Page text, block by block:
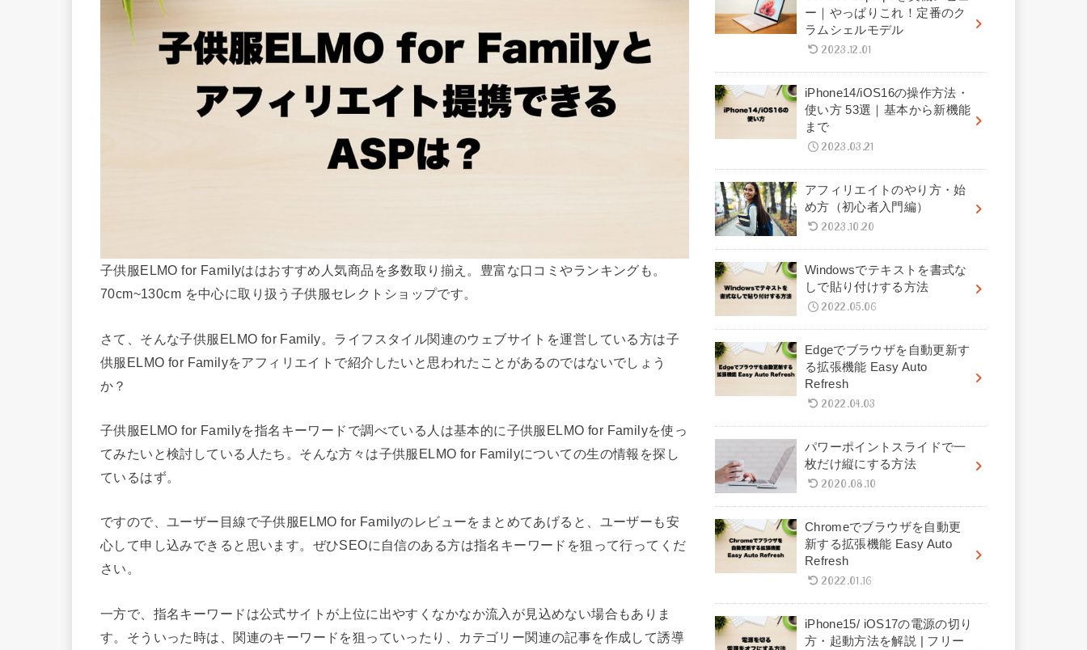
子供服ELMO for Familyははおすすめ人気商品を多数取り揃え。豊富な口コミやランキングも。
70cm~130cm を中心に取り扱う子供服セレクトショップです。
さて、そんな子供服ELMO for Family。ライフスタイル関連のウェブサイトを運営している方は子
供服ELMO for Familyをアフィリエイトで紹介したいと思われたことがあるのではないでしょう
か？
子供服ELMO for Familyを指名キーワードで調べている人は基本的に子供服ELMO for Familyを使っ
てみたいと検討している人たち。そんな方々は子供服ELMO for Familyについての生の情報を探し
ているはず。
ですので、ユーザー目線で子供服ELMO for Familyのレビューをまとめてあげると、ユーザーも安
心して申し込みできると思います。ぜひSEOに自信のある方は指名キーワードを狙って行ってくだ
さい。
一方で、指名キーワードは公式サイトが上位に出やすくなかなか流入が見込めない場合もありま
す。そういった時は、関連のキーワードを狙っていったり、カテゴリー関連の記事を作成して誘導
ー｜やっぱりこれ！定番のク
ラムシェルモデル
2023.12.01
iPhone14/iOS16の操作方法・
使い方 53選｜基本から新機能
まで
2023.03.21
アフィリエイトのやり方・始
め方（初心者入門編）
2023.10.20
Windowsでテキストを書式な
しで貼り付けする方法
2022.05.06
Edgeでブラウザを自動更新す
る拡張機能 Easy Auto
Refresh
2022.04.03
パワーポイントスライドで一
枚だけ縦にする方法
2020.08.10
Chromeでブラウザを自動更
新する拡張機能 Easy Auto
Refresh
2022.01.16
iPhone15/ iOS17の電源の切り
方・起動方法を解説 | フリー